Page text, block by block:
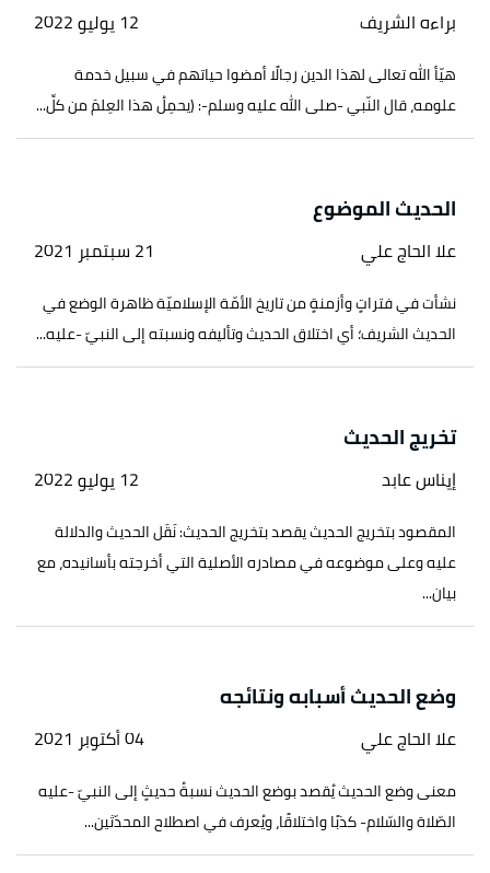
براءه الشريف 12 يوليو 2022
هيّأ الله تعالى لهذا الدين رجالًا أمضوا حياتهم في سبيل خدمة
علومه، قال النّبي -صلى الله عليه وسلم-: (يحمِلُ هذا العِلمَ من كلِّ...
الحديث الموضوع
علا الحاج علي 21 سبتمبر 2021
نشأت في فتراتٍ وأزمنةٍ من تاريخ الأمّة الإسلاميّة ظاهرة الوضع في
الحديث الشريف؛ أي اختلاق الحديث وتأليفه ونسبته إلى النبيّ -عليه...
تخريج الحديث
إيناس عابد 12 يوليو 2022
المقصود بتخريج الحديث يقصد بتخريج الحديث: نَقَل الحديث والدلالة
عليه وعلى موضوعه في مصادره الأصلية التي أخرجته بأسانيده، مع
بيان...
وضع الحديث أسبابه ونتائجه
علا الحاج علي 04 أكتوبر 2021
معنى وضع الحديث يُقصد بوضع الحديث نسبةُ حديثٍ إلى النبيّ -عليه
الصّلاة والسّلام- كذبًا واختلاقًا، ويُعرف في اصطلاح المحدّثين...